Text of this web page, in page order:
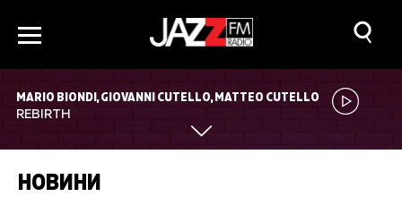
MARIO BIONDI, GIOVANNI CUTELLO, MATTEO CUTELLO
REBIRTH
НОВИНИ